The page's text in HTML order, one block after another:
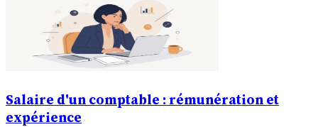
Salaire d'un comptable : rémunération et
expérience